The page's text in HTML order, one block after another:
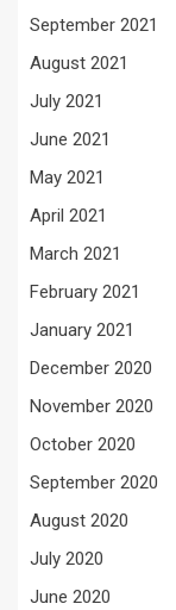
September 2021
August 2021
July 2021
June 2021
May 2021
April 2021
March 2021
February 2021
January 2021
December 2020
November 2020
October 2020
September 2020
August 2020
July 2020
June 2020